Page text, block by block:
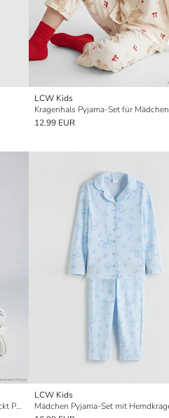
LCW Kids
Kragenhals Pyjama-Set für Mädchen
12.99 EUR
Rundhalsausschnitt New York Bedruckt Pyjama-Set für Mädchen
LCW Kids